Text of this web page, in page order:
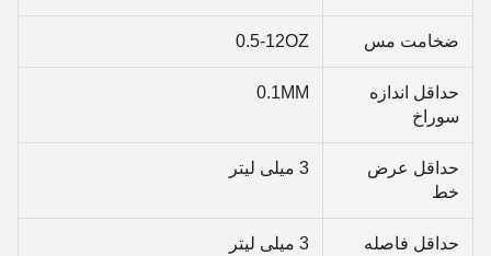
ضخامت مس 0.5-12OZ
حداقل اندازه
سوراخ
0.1MM
حداقل عرض
خط
3 میلی لیتر
حداقل فاصله
3 میلی لیتر